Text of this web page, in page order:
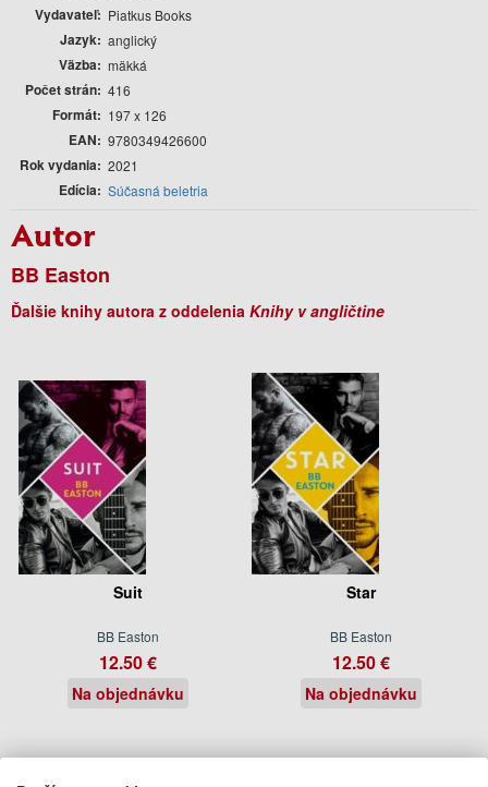
Vydavateľ Piatkus Books
Jazyk anglický
Väzba mäkká
Počet strán 416
Formát 197 x 126
EAN 9780349426600
Rok vydania 2021
Edícia Súčasná beletria
Autor
BB Easton
Ďalšie knihy autora z oddelenia Knihy v angličtine
Suit
BB Easton
12.50 €
Na objednávku
Star
BB Easton
12.50 €
Na objednávku